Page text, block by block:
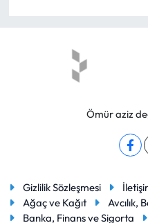
Ömür aziz
Gizlilik Sözleşmesi
Ağaç ve Kağıt
Avcılık,
Banka, Finans ve Sigorta